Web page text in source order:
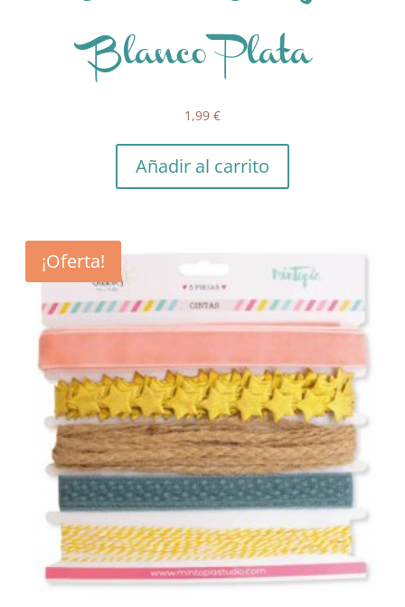
Blanco Plata
1,99 €
Añadir al carrito
¡Oferta!